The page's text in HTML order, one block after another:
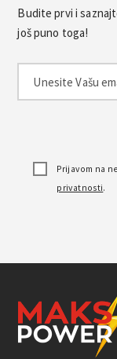
Budite prvi i
još puno toga!
Prijavom na
privatnosti.